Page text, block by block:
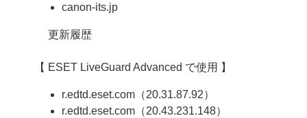
canon-its.jp
更新履歴
【 ESET LiveGuard Advanced で使用 】
r.edtd.eset.com（20.31.87.92）
r.edtd.eset.com（20.43.231.148）